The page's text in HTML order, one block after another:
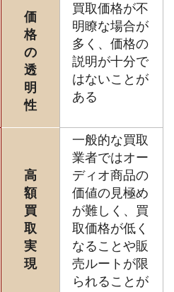
価
格
の
透
明
性
買取価格が不
明瞭な場合が
多く、価格の
説明が十分で
はないことが
ある
高
額
買
取
実
現
一般的な買取
業者ではオー
ディオ商品の
価値の見極め
が難しく、買
取価格が低く
なることや販
売ルートが限
られることが